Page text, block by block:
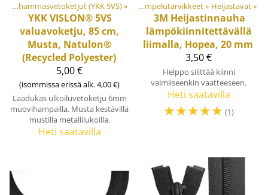
Keskivahvat valuhammasvetoketjut (YKK 5VS)‪»
YKKVISLON® 5VS
valuavoketju, 85 cm,
Musta, Natulon®
(Recycled Polyester)
5,00 €
(isommissa erissä alk. 4,00 €)
Laadukas ulkoiluvetoketju 6mm
muovihampailla. Musta kestävillä
mustilla metallilukoilla.
Heti saatavilla
Tuotteet‪»Materiaalit ja tarvikkeet Ompelutarvikkeet‪» Heijastavat‪»
3M Heijastinnauha
lämpökiinnitettävällä
liimalla, Hopea, 20 mm
3,50 €
Helppo silittää kiinni
valmiiseenkin vaatteeseen.
Heti saatavilla
☆☆☆☆☆ (1)